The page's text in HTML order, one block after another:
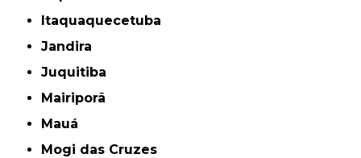
Itaquaquecetuba
Jandira
Juquitiba
Mairiporã
Mauá
Mogi das Cruzes